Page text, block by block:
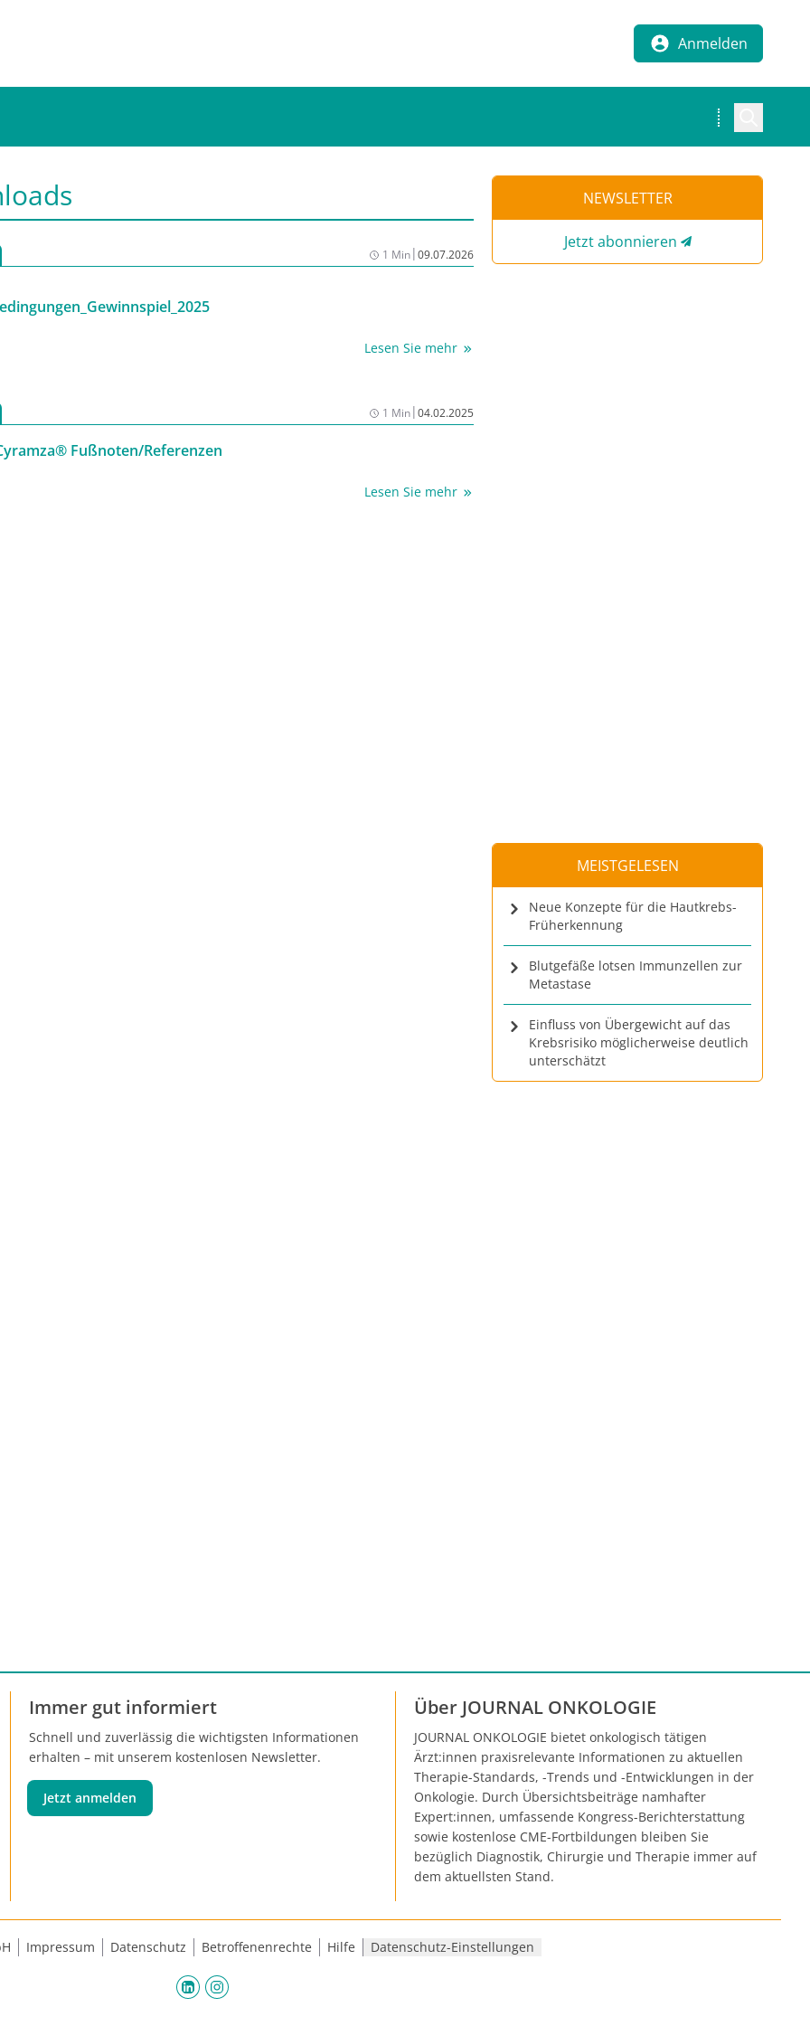
Anmelden
1 Min|09.07.2026
Lesen Sie mehr
1 Min|04.02.2025
Fußnoten/Referenzen
Lesen Sie mehr
NEWSLETTER
Jetzt abonnieren
MEISTGELESEN
Neue Konzepte für die Hautkrebs-
Früherkennung
Blutgefäße lotsen Immunzellen zur
Metastase
Einfluss von Übergewicht auf das
Krebsrisiko möglicherweise deutlich
unterschätzt
Immer gut informiert
Schnell und zuverlässig die wichtigsten Informationen
erhalten – mit unserem kostenlosen Newsletter.
Jetzt anmelden
Über JOURNAL ONKOLOGIE
JOURNAL ONKOLOGIE bietet onkologisch tätigen
Ärzt:innen praxisrelevante Informationen zu aktuellen
Therapie-Standards, -Trends und -Entwicklungen in der
Onkologie. Durch Übersichtsbeiträge namhafter
Expert:innen, umfassende Kongress-Berichterstattung
sowie kostenlose CME-Fortbildungen bleiben Sie
bezüglich Diagnostik, Chirurgie und Therapie immer auf
dem aktuellsten Stand.
Impressum Datenschutz Betroffenenrechte Hilfe Datenschutz-Einstellungen